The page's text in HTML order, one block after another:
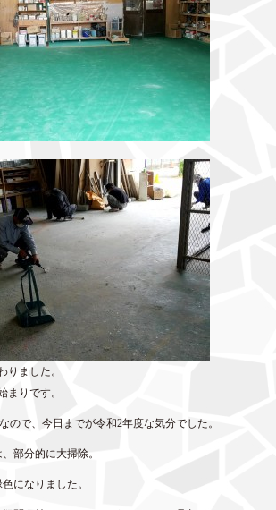
りました。
まりです。
ので、今日までが令和2年度な気分でした。
部分的に大掃除。
になりました。